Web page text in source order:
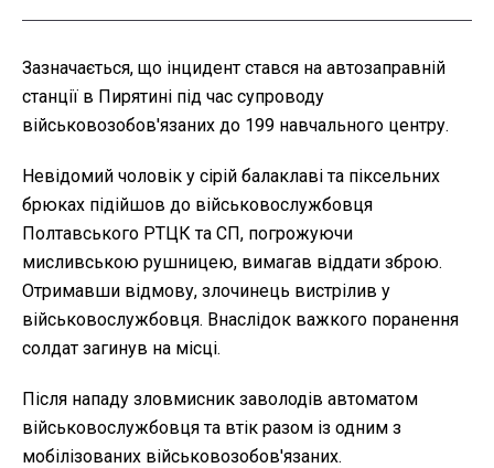
Зазначається, що інцидент стався на автозаправній
станції в Пирятині під час супроводу
військовозобов'язаних до 199 навчального центру.
Невідомий чоловік у сірій балаклаві та піксельних
брюках підійшов до військовослужбовця
Полтавського РТЦК та СП, погрожуючи
мисливською рушницею, вимагав віддати зброю.
Отримавши відмову, злочинець вистрілив у
військовослужбовця. Внаслідок важкого поранення
солдат загинув на місці.
Після нападу зловмисник заволодів автоматом
військовослужбовця та втік разом із одним з
мобілізованих військовозобов'язаних.